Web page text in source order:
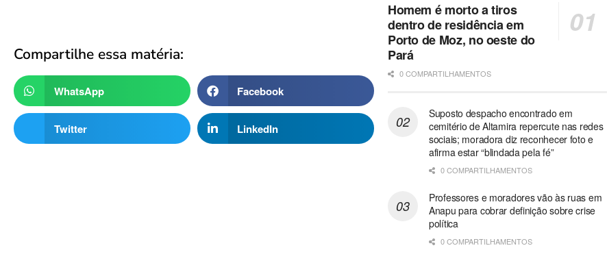
Compartilhe essa matéria:
WhatsApp Facebook
Twitter LinkedIn
Homem é morto a tiros
dentro de residência em
Porto de Moz, no oeste do
Pará
0 COMPARTILHAMENTOS
Suposto despacho encontrado em
cemitério de Altamira repercute nas redes
sociais; moradora diz reconhecer foto e
afirma estar “blindada pela fé”
0 COMPARTILHAMENTOS
Professores e moradores vão às ruas em
Anapu para cobrar definição sobre crise
política
0 COMPARTILHAMENTOS